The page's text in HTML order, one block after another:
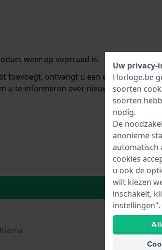
weer op voorraad is.
toevoegt, ontvangt u een e-mail zodra
u te informeren over nieuwe voorraad.
Uw
Horloge.be
soorten
soorten
nodig.
De
anonieme
automatisch
cookies
u ook de
wilt kiezen
inschakelt,
instellingen".